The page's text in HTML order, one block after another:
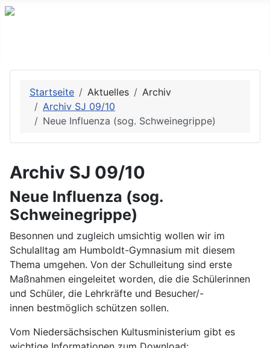
Startseite Aktuelles
Archiv
Archiv SJ 09/10
Neue Influenza (sog. Schweinegrippe)
Archiv SJ 09/10
Neue Influenza (sog.
Schweinegrippe)
Besonnen und zugleich umsichtig wollen wir im
Schulalltag am Humboldt-Gymnasium mit diesem
Thema umgehen. Von der Schulleitung sind erste
Maßnahmen eingeleitet worden, die die Schülerinnen
und Schüler, die Lehrkräfte und Besucher/-
innen bestmöglich schützen sollen.
Vom Niedersächsischen Kultusministerium gibt es